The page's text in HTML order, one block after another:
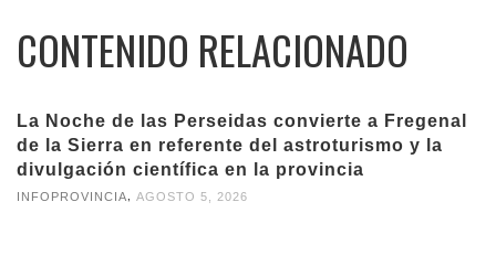
CONTENIDO RELACIONADO
La Noche de las Perseidas convierte a Fregenal
de la Sierra en referente del astroturismo y la
divulgación científica en la provincia
INFOPROVINCIA AGOSTO 5, 2026